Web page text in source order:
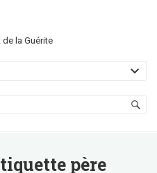
la Guérite
père